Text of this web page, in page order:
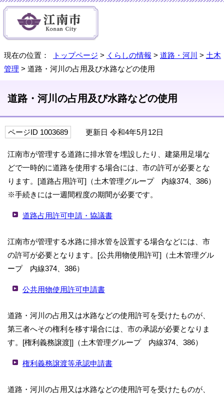
現在の位置： トップページ > くらしの情報 > 道路・河川 > 土木
管理 > 道路・河川の占用及び水路などの使用
道路・河川の占用及び水路などの使用
ページID 1003689 更新日 令和4年5月12日
江南市が管理する道路に排水管を埋設したり、建築用足場な
どで一時的に道路を使用する場合には、市の許可が必要とな
ります。[道路占用許可]（土木管理グループ 内線374、386）
※手続きには一週間程度の期間が必要です。
道路占用許可申請・協議書
江南市が管理する水路に排水管を設置する場合などには、市
の許可が必要となります。[公共用物使用許可]（土木管理グル
ープ 内線374、386）
公共用物使用許可申請書
道路・河川の占用又は水路などの使用許可を受けたものが、
第三者へその権利を移す場合には、市の承認が必要となりま
す。[権利義務譲渡]]（土木管理グループ 内線374、386）
権利義務譲渡等承認申請書
道路・河川の占用又は水路などの使用許可を受けたものが、